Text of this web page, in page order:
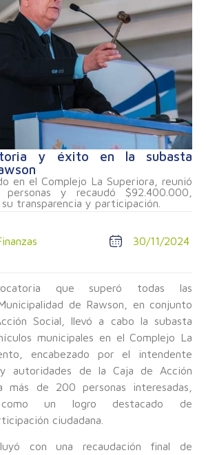
y éxito en la subasta
en el Complejo La Superiora, reunió
y recaudó $92.400.000,
transparencia y participación.
30/11/2024
que superó todas las
de Rawson, en conjunto
Social, llevó a cabo la subasta
municipales en el Complejo La
encabezado por el intendente
y autoridades de la Caja de Acción
más de 200 personas interesadas,
como un logro destacado de
ciudadana.
con una recaudación final de